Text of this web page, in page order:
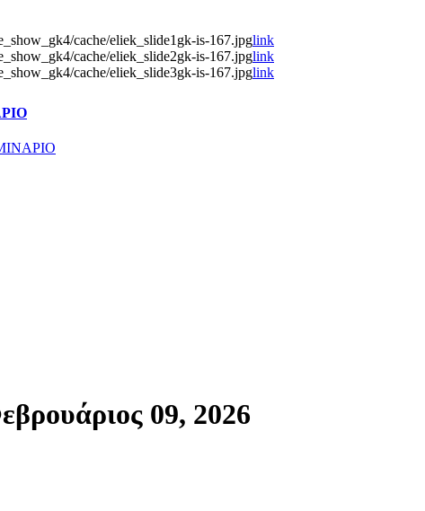
cache/eliek_slide1gk-is-167.jpglink
cache/eliek_slide2gk-is-167.jpglink
cache/eliek_slide3gk-is-167.jpglink
09, 2026